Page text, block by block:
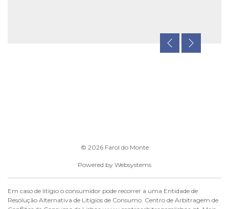
© 2026 Farol do Monte
Powered by Websystems
Em caso de litígio o consumidor pode recorrer a uma Entidade de
Resolução Alternativa de Litígios de Consumo. Centro de Arbitragem de